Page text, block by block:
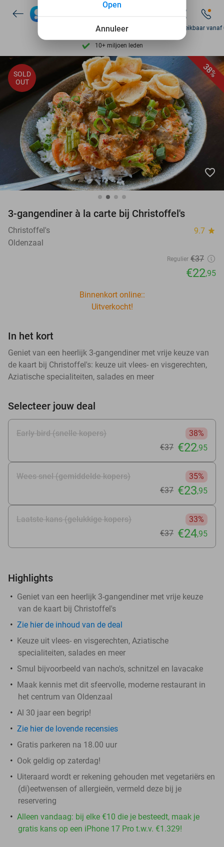
10+ miljoen leden
9,4 op basis van206.233 reviews
Ontdek 15.000+ deals
7 dagen per week beschikbaar
10+ miljoen leden
Zo bereikbaar
38%
SOLD
OUT
favorite_border
3-gangendiner à la carte bij Christoffel's
Christoffel's 9.7 star
Oldenzaal
Regulier €37
€22,95
Binnenkort online::
Uitverkocht!
In het kort
Geniet van een heerlijk 3-gangendiner met vrije keuze van
de kaart bij Christoffel's: keuze uit vlees- en visgerechten,
Aziatische specialiteiten, salades en meer
Selecteer jouw deal
Early bird (snelle kopers)
38%
€37 €22,95
Wees snel (gemiddelde kopers)
35%
€37 €23,95
Laatste kans (gelukkige kopers)
33%
€37 €24,95
Highlights
Geniet van een heerlijk 3-gangendiner met vrije keuze
van de kaart bij Christoffel's
Zie hierde inhoud van de deal
Keuze uit vlees- en visgerechten, Aziatische
specialiteiten, salades en meer
Smul bijvoorbeeld van nacho's, schnitzel en lavacake
Maak kennis met dit sfeervolle, moderne restaurant in
het centrum van Oldenzaal
Al 30 jaar een begrip!
Zie hier de lovende recensies
Gratis parkeren na 18.00 uur
Ook geldig op zaterdag!
Uiteraard wordt er rekening gehouden met vegetariërs en
(di)eetwensen of allergieën, vermeld deze bij je
reservering
Alleen vandaag: bij elke €10 die je besteedt, maak je
gratis kans op een iPhone 17 Pro t.w.v. €1.329!
Annuleer
Open